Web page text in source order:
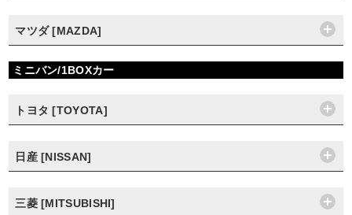
マツダ [MAZDA]
ミニバン/1BOXカー
トヨタ [TOYOTA]
日産 [NISSAN]
三菱 [MITSUBISHI]